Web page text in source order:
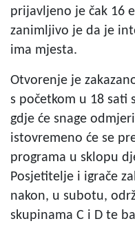
prijavljeno je čak 16
zanimljivo je da je
ima mjesta.
Otvorenje je
s početkom u 18
gdje će snage
istovremeno će se
programa u sklopu
Posjetitelje i igrače
nakon, u subotu,
skupinama C i D te